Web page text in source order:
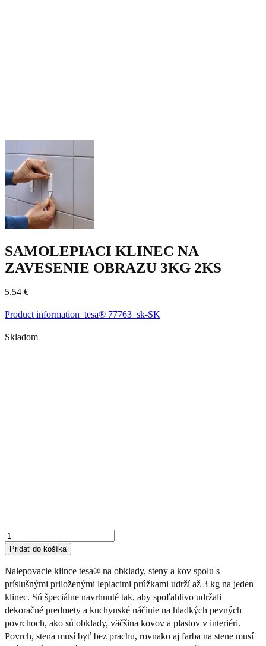
SAMOLEPIACI KLINEC NA
ZAVESENIE OBRAZU 3KG 2KS
5,54 €
Product information_tesa® 77763_sk-SK
Skladom
Pridať do košíka
Nalepovacie klince tesa® na obklady, steny a kov spolu s
príslušnými priloženými lepiacimi prúžkami udrží až 3 kg na jeden
klinec. Sú špeciálne navrhnuté tak, aby spoľahlivo udržali
dekoračné predmety a kuchynské náčinie na hladkých pevných
povrchoch, ako sú obklady, väčšina kovov a plastov v interiéri.
Povrch, stena musí byť bez prachu, rovnako aj farba na stene musí